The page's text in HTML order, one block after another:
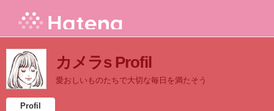
カメラs Profil
愛おしいものたちで大切な毎日を満たそう
Profil